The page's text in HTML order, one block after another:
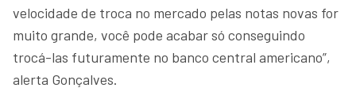
velocidade de troca no mercado pelas notas novas for
muito grande, você pode acabar só conseguindo
trocá-las futuramente no banco central americano”,
alerta Gonçalves.